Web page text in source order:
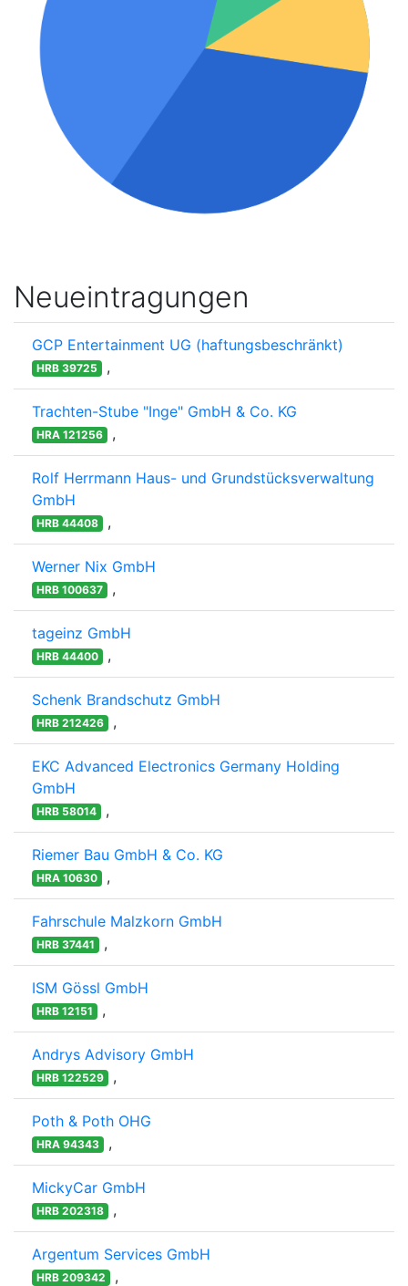
Neueintragungen
GCP Entertainment UG (haftungsbeschränkt)
HRB 39725 ,
Trachten-Stube "Inge" GmbH & Co. KG
HRA 121256 ,
Rolf Herrmann Haus- und Grundstücksverwaltung
GmbH
HRB 44408 ,
Werner Nix GmbH
HRB 100637 ,
tageinz GmbH
HRB 44400 ,
Schenk Brandschutz GmbH
HRB 212426 ,
EKC Advanced Electronics Germany Holding
GmbH
HRB 58014 ,
Riemer Bau GmbH & Co. KG
HRA 10630 ,
Fahrschule Malzkorn GmbH
HRB 37441 ,
ISM Gössl GmbH
HRB 12151 ,
Andrys Advisory GmbH
HRB 122529 ,
Poth & Poth OHG
HRA 94343 ,
MickyCar GmbH
HRB 202318 ,
Argentum Services GmbH
HRB 209342 ,